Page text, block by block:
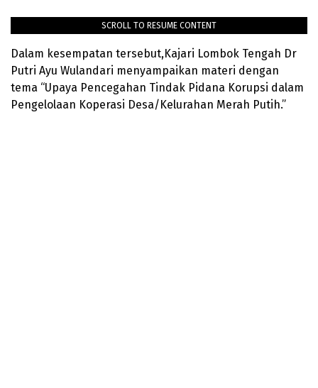
SCROLL TO RESUME CONTENT
Dalam kesempatan tersebut,Kajari Lombok Tengah Dr
Putri Ayu Wulandari menyampaikan materi dengan
tema “Upaya Pencegahan Tindak Pidana Korupsi dalam
Pengelolaan Koperasi Desa/Kelurahan Merah Putih.”